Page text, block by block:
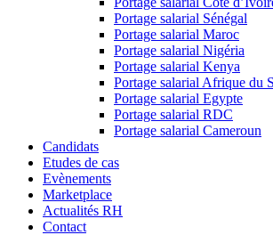
Portage salarial Sénégal
Portage salarial Maroc
Portage salarial Nigéria
Portage salarial Kenya
Portage salarial Afrique du
Portage salarial Egypte
Portage salarial RDC
Portage salarial Cameroun
Candidats
Etudes de cas
Evènements
Marketplace
Actualités RH
Contact